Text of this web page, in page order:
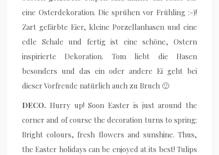
eine Osterdekoration. Die sprühen vor Frühling :-)!
Zart gefärbte Eier, kleine Porzellanhasen und eine
edle Schale und fertig ist eine schöne, Ostern
inspirierte Dekoration. Tom liebt die Hasen
besonders und das ein oder andere Ei geht bei
dieser Vorfreude natürlich auch zu Bruch 🙂
DECO. Hurry up! Soon Easter is just around the
corner and of course the decoration turns to spring:
Bright colours, fresh flowers and sunshine. Thus,
the Easter holidays can be enjoyed at its best! Tulips